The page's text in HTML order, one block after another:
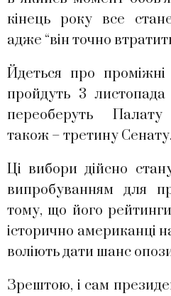
кінець року все
адже “він точно
Йдеться про
пройдуть 3
переоберуть
також – третину Сенату.
Ці вибори дійсно
випробуванням для
тому, що його
історично американці
воліють дати шанс
Зрештою, і сам